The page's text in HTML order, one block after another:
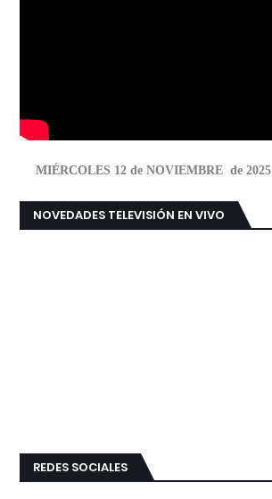
MIÉRCOLES 12 de NOVIEMBRE de 2025
NOVEDADES TELEVISIÓN EN VIVO
REDES SOCIALES